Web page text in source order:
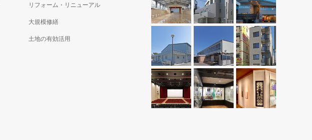
リフォーム・リニューアル
大規模修繕
土地の有効活用